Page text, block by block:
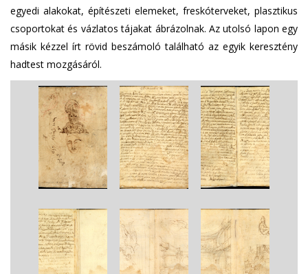
egyedi alakokat, építészeti elemeket, freskóterveket, plasztikus
csoportokat és vázlatos tájakat ábrázolnak. Az utolsó lapon egy
másik kézzel írt rövid beszámoló található az egyik keresztény
hadtest mozgásáról.